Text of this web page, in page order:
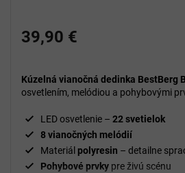
39,90 €
Kúzelná vianočná dedinka BestBerg
osvetlením, melódiou a pohybovými
LED osvetlenie – 22 svetielok
8 vianočných melódií
Materiál polyresin – detailne
Pohybové prvky pre živú scénu